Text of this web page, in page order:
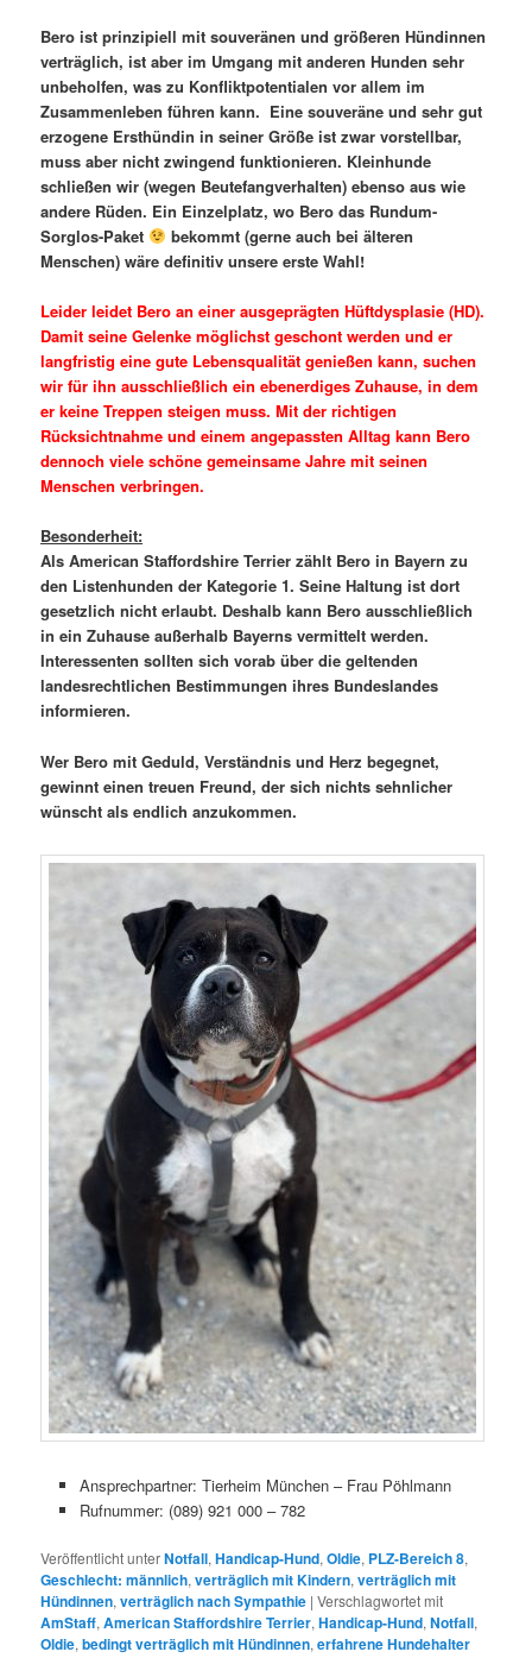
Bero ist prinzipiell mit souveränen und größeren Hündinnen
verträglich, ist aber im Umgang mit anderen Hunden sehr
unbeholfen, was zu Konfliktpotentialen vor allem im
Zusammenleben führen kann. Eine souveräne und sehr gut
erzogene Ersthündin in seiner Größe ist zwar vorstellbar,
muss aber nicht zwingend funktionieren. Kleinhunde
schließen wir (wegen Beutefangverhalten) ebenso aus wie
andere Rüden. Ein Einzelplatz, wo Bero das Rundum-
Sorglos-Paket
bekommt (gerne auch bei älteren
Menschen) wäre definitiv unsere erste Wahl!
Leider leidet Bero an einer ausgeprägten Hüftdysplasie (HD).
Damit seine Gelenke möglichst geschont werden und er
langfristig eine gute Lebensqualität genießen kann, suchen
wir für ihn ausschließlich ein ebenerdiges Zuhause, in dem
er keine Treppen steigen muss. Mit der richtigen
Rücksichtnahme und einem angepassten Alltag kann Bero
dennoch viele schöne gemeinsame Jahre mit seinen
Menschen verbringen.
Besonderheit:
Als American Staffordshire Terrier zählt Bero in Bayern zu
den Listenhunden der Kategorie 1. Seine Haltung ist dort
gesetzlich nicht erlaubt. Deshalb kann Bero ausschließlich
in ein Zuhause außerhalb Bayerns vermittelt werden.
Interessenten sollten sich vorab über die geltenden
landesrechtlichen Bestimmungen ihres Bundeslandes
informieren.
Wer Bero mit Geduld, Verständnis und Herz begegnet,
gewinnt einen treuen Freund, der sich nichts sehnlicher
wünscht als endlich anzukommen.
Ansprechpartner: Tierheim München – Frau Pöhlmann
Rufnummer: (089) 921 000 – 782
Veröffentlicht unterNotfall,Handicap-Hund,Oldie, PLZ-Bereich 8,
Geschlecht: männlich,verträglich mit Kindern,verträglich mit
Hündinnen,verträglich nach Sympathie |Verschlagwortet mit
AmStaff,American Staffordshire Terrier,Handicap-Hund,Notfall,
Oldie,bedingt verträglich mit Hündinnen,erfahrene Hundehalter